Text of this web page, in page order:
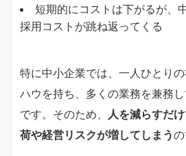
短期的にコストは下がるが、
採用コストが跳ね返ってくる
特に中小企業では、一人ひとり
ハウを持ち、多くの業務を兼務
です。そのため、
人を減らすだ
荷や経営リスクが増してしまうの